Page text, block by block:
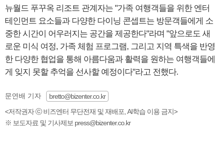
뉴월드 푸꾸옥 리조트 관계자는 "가족 여행객들을 위한 엔터
테인먼트 요소들과 다양한 다이닝 콘셉트는 방문객들에게 소
중한 시간이 어우러지는 공간을 제공한다"라며 "앞으로도 새
로운 미식 여정, 가족 체험 프로그램, 그리고 지역 특색을 반영
한 다양한 협업을 통해 아름다움과 활력을 원하는 여행객들에
게 잊지 못할 추억을 선사할 예정이다"라고 전했다.
문연배 기자
bretto@bizenter.co.kr
<저작권자 ⓒ 비즈엔터 무단전재 및 재배포, AI학습 이용 금지>
※ 보도자료 및 기사제보 press@bizenter.co.kr